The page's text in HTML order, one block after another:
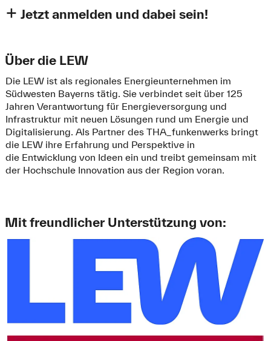
Jetzt anmelden und dabei sein!
Vorname*
Nachname*
Wie hast Du vom Meetup erfahren? (Seminar, Community,
Über die LEW
Die LEW ist als regionales Energieunternehmen im
Südwesten Bayerns tätig. Sie verbindet seit über 125
Jahren Verantwortung für Energieversorgung und
Infrastruktur mit neuen Lösungen rund um Energie und
Digitalisierung. Als Partner des THA_funkenwerks bringt
die LEW ihre Erfahrung und Perspektive in
die Entwicklung von Ideen ein und treibt gemeinsam mit
der Hochschule Innovation aus der Region voran.
Mit freundlicher Unterstützung von: